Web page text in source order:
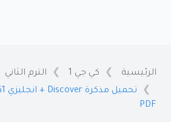
الرئيسية كي جي 1 الترم الثاني
PDF